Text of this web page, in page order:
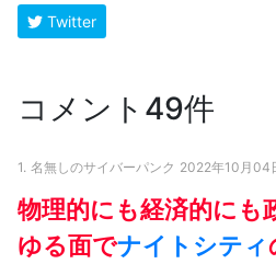
Twitter
コメント49件
1. 名無しのサイバーパンク 2022年10月04
物理的にも経済的にも
ゆる面でナイトシティ